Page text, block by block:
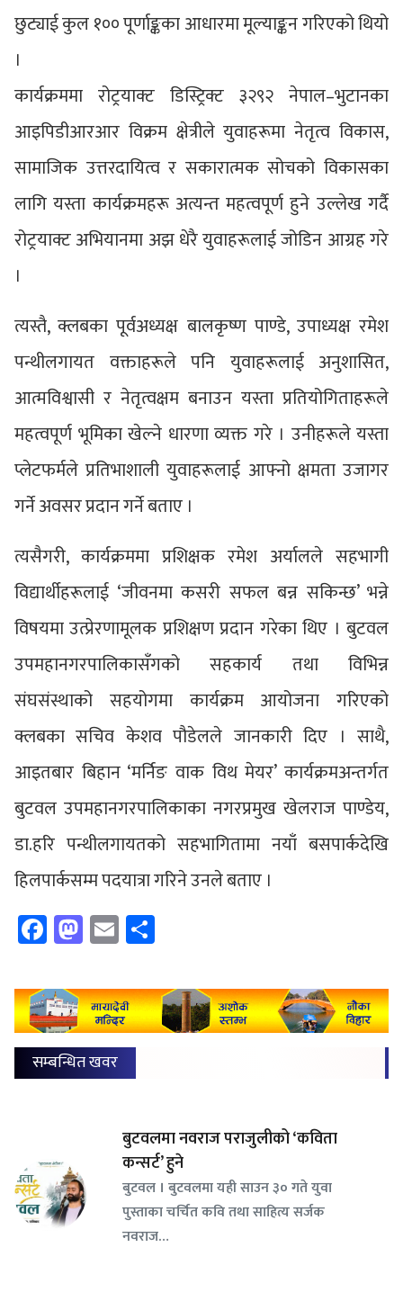
छुट्याई कुल १०० पूर्णाङ्कका आधारमा मूल्याङ्कन गरिएको थियो
।
कार्यक्रममा रोट्रयाक्ट डिस्ट्रिक्ट ३२९२ नेपाल–भुटानका
आइपिडीआरआर विक्रम क्षेत्रीले युवाहरूमा नेतृत्व विकास,
सामाजिक उत्तरदायित्व र सकारात्मक सोचको विकासका
लागि यस्ता कार्यक्रमहरू अत्यन्त महत्वपूर्ण हुने उल्लेख गर्दै
रोट्रयाक्ट अभियानमा अझ धेरै युवाहरूलाई जोडिन आग्रह गरे
।
त्यस्तै, क्लबका पूर्वअध्यक्ष बालकृष्ण पाण्डे, उपाध्यक्ष रमेश
पन्थीलगायत वक्ताहरूले पनि युवाहरूलाई अनुशासित,
आत्मविश्वासी र नेतृत्वक्षम बनाउन यस्ता प्रतियोगिताहरूले
महत्वपूर्ण भूमिका खेल्ने धारणा व्यक्त गरे । उनीहरूले यस्ता
प्लेटफर्मले प्रतिभाशाली युवाहरूलाई आफ्नो क्षमता उजागर
गर्ने अवसर प्रदान गर्ने बताए ।
त्यसैगरी, कार्यक्रममा प्रशिक्षक रमेश अर्यालले सहभागी
विद्यार्थीहरूलाई ‘जीवनमा कसरी सफल बन्न सकिन्छ’ भन्ने
विषयमा उत्प्रेरणामूलक प्रशिक्षण प्रदान गरेका थिए । बुटवल
उपमहानगरपालिकासँगको सहकार्य तथा विभिन्न
संघसंस्थाको सहयोगमा कार्यक्रम आयोजना गरिएको
क्लबका सचिव केशव पौडेलले जानकारी दिए । साथै,
आइतबार बिहान ‘मर्निङ वाक विथ मेयर’ कार्यक्रमअन्तर्गत
बुटवल उपमहानगरपालिकाका नगरप्रमुख खेलराज पाण्डेय,
डा.हरि पन्थीलगायतको सहभागितामा नयाँ बसपार्कदेखि
हिलपार्कसम्म पदयात्रा गरिने उनले बताए ।
Facebook
Mastodon
Email
सम्बन्धित खवर
बुटवलमा नवराज पराजुलीको ‘कविता
कन्सर्ट’ हुने
बुटवल । बुटवलमा यही साउन ३० गते युवा
पुस्ताका चर्चित कवि तथा साहित्य सर्जक
नवराज…